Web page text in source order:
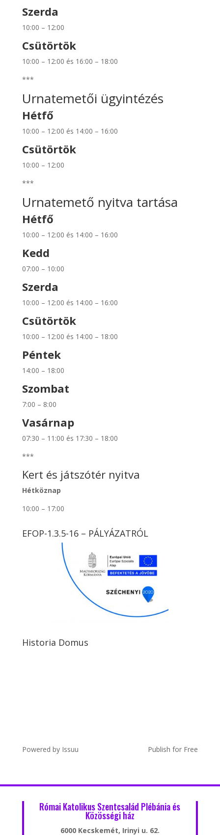
Szerda
10:00 – 12:00
Csütörtök
10:00 – 12:00 és 16:00 – 18:00
***
Urnatemetői ügyintézés
Hétfő
10:00 – 12:00 és 14:00 – 16:00
Csütörtök
10:00 – 12:00
***
Urnatemető nyitva tartása
Hétfő
10:00 – 12:00 és 14:00 – 16:00
Kedd
07:00 – 10:00
Szerda
10:00 – 12:00 és 14:00 – 16:00
Csütörtök
10:00 – 12:00 és 14:00 – 18:00
Péntek
14:00 – 18:00
Szombat
7:00 – 8:00
Vasárnap
07:30 – 11:00 és 17:30 – 18:00
***
Kert és játszótér nyitva
Hétköznap
10:00 – 17:00
EFOP-1.3.5-16 – PÁLYÁZATRÓL
Historia Domus
Powered by Issuu Publish for Free
Római Katolikus Szentcsalád Plébánia és
Közösségi ház
6000 Kecskemét, Irinyi u. 62.